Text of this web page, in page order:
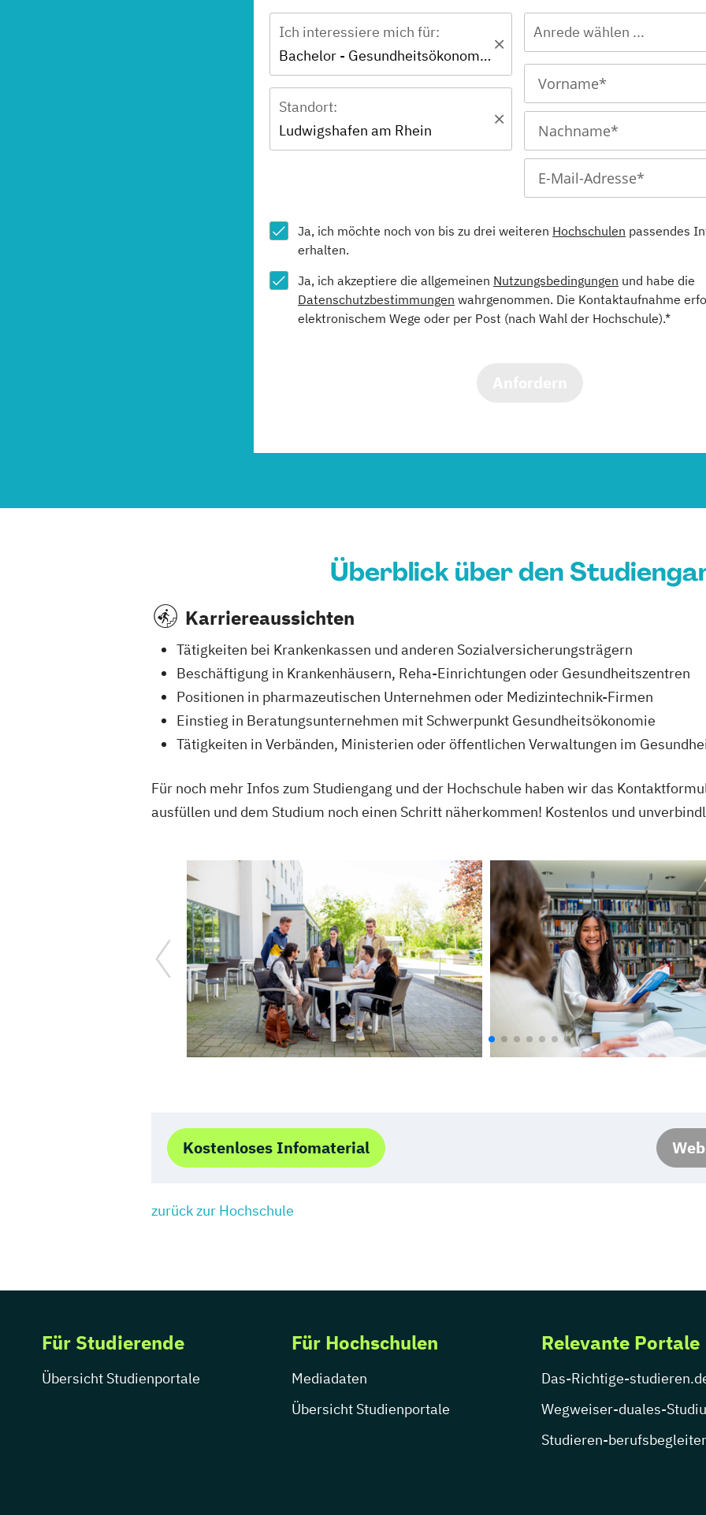
Ich interessiere mich für:
Bachelor - Gesundheitsökonomie
Standort:
Ludwigshafen am Rhein
Anrede wählen ...
Ja, ich möchte noch von bis zu drei weiteren Hochschulen passendes
erhalten.
Ja, ich akzeptiere die allgemeinen Nutzungsbedingungen und habe die
Datenschutzbestimmungen wahrgenommen. Die Kontaktaufnahme
elektronischem Wege oder per Post (nach Wahl der Hochschule).*
Überblick über den
Karriereaussichten
Tätigkeiten bei Krankenkassen und anderen Sozialversicherungsträgern
Beschäftigung in Krankenhäusern, Reha-Einrichtungen oder Gesundheitszentren
Positionen in pharmazeutischen Unternehmen oder Medizintechnik-Firmen
Einstieg in Beratungsunternehmen mit Schwerpunkt Gesundheitsökonomie
Tätigkeiten in Verbänden, Ministerien oder öffentlichen Verwaltungen im
Für noch mehr Infos zum Studiengang und der Hochschule haben wir das
ausfüllen und dem Studium noch einen Schritt näherkommen! Kostenlos und
Kostenloses Infomaterial
zurück zur Hochschule
Für Studierende
Übersicht Studienportale
Für Hochschulen
Mediadaten
Übersicht Studienportale
Relevante Portale
Das-Richtige-
Wegweiser-duales-
Studieren-